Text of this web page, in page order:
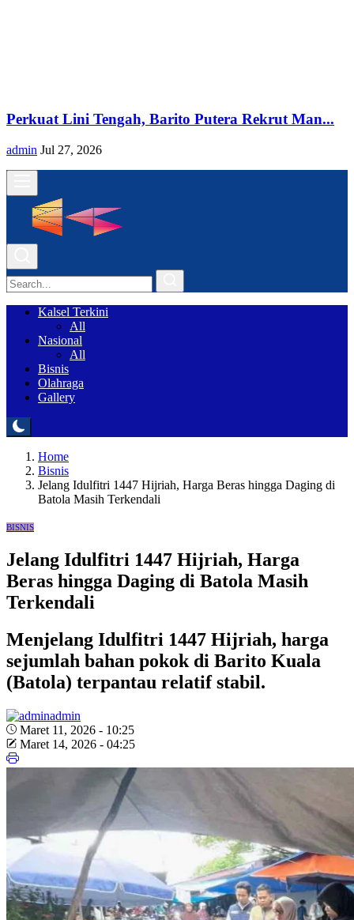
Perkuat Lini Tengah, Barito Putera Rekrut Man...
admin Jul 27, 2026
Kalsel Terkini
All
Nasional
All
Bisnis
Olahraga
Gallery
Home
Bisnis
Jelang Idulfitri 1447 Hijriah, Harga Beras hingga Daging di
Batola Masih Terkendali
BISNIS
Jelang Idulfitri 1447 Hijriah, Harga
Beras hingga Daging di Batola Masih
Terkendali
Menjelang Idulfitri 1447 Hijriah, harga
sejumlah bahan pokok di Barito Kuala
(Batola) terpantau relatif stabil.
admin
Maret 11, 2026 - 10:25
Maret 14, 2026 - 04:25